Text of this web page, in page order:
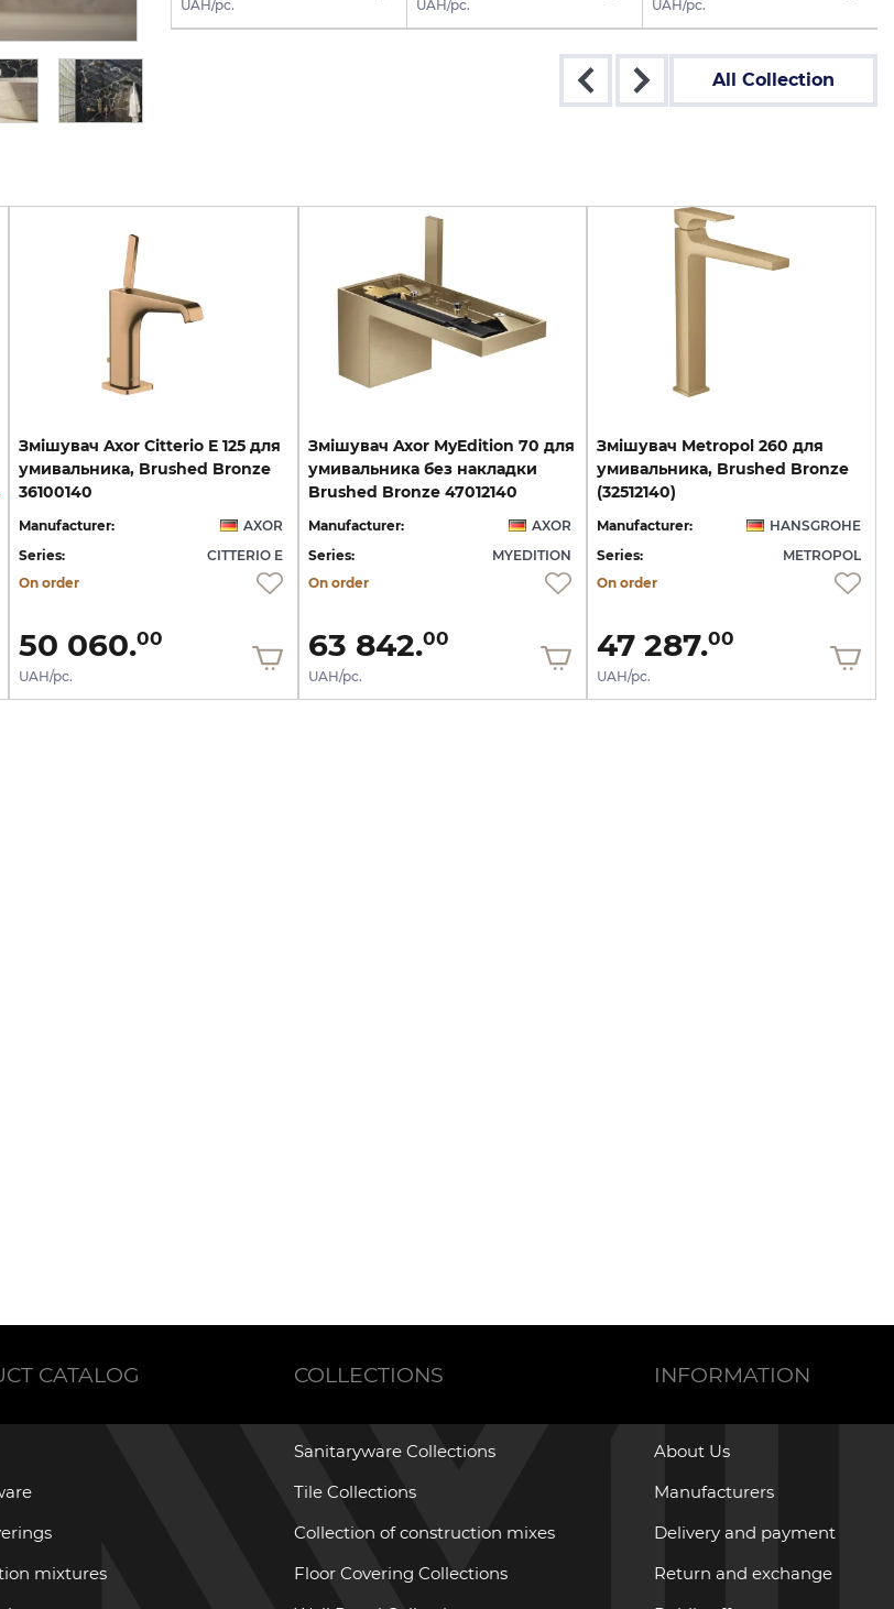
UAH/pc. UAH/pc. UAH/pc.
All Collection
Змішувач Axor Citterio E 125 для
умивальника, Brushed Bronze
36100140
Manufacturer:
AXOR
Series:
CITTERIO E
On order
50 060.00
UAH/pc.
Змішувач Axor MyEdition 70 для
умивальника без накладки
Brushed Bronze 47012140
Manufacturer:
AXOR
Series:
MYEDITION
On order
63 842.00
UAH/pc.
Змішувач Metropol 260 для
умивальника, Brushed Bronze
(32512140)
Manufacturer:
HANSGROHE
Series:
METROPOL
On order
47 287.00
UAH/pc.
CATALOG
mixtures
COLLECTIONS
Sanitaryware Collections
Tile Collections
Collection of construction mixes
Floor Covering Collections
INFORMATION
About Us
Manufacturers
Delivery and payment
Return and exchange